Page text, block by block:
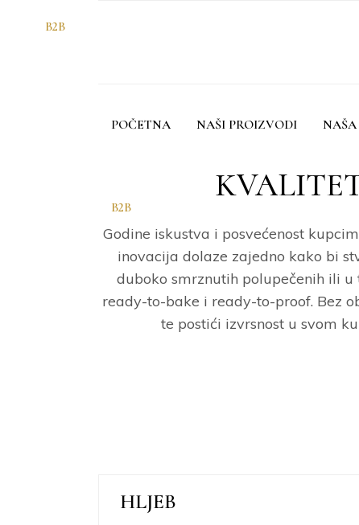
POČETNA NAŠI PROIZVODI
B2B
B2B
Godine iskustva i posvećenost
inovacija dolaze zajedno kako bi
duboko smrznutih polupečenih ili
ready-to-bake i ready-to-proof. Bez
te postići izvrsnost u svom
HLJEB